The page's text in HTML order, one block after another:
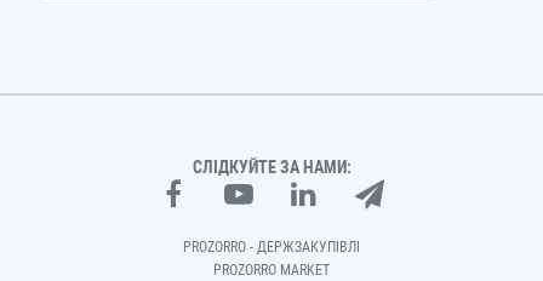
СЛІДКУЙТЕ ЗА НАМИ:
PROZORRO - ДЕРЖЗАКУПІВЛІ
PROZORRO MARKET